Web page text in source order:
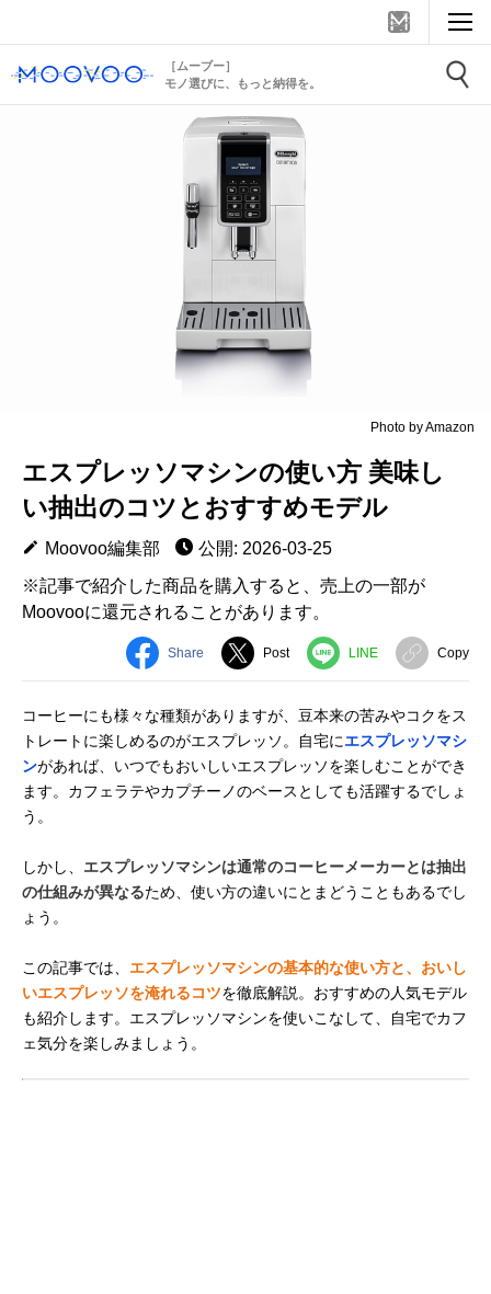
［ムーブー］
モノ選びに、もっと納得を。
Photo by Amazon
エスプレッソマシンの使い方 美味し
い抽出のコツとおすすめモデル
Moovoo編集部
公開: 2026-03-25
※記事で紹介した商品を購入すると、売上の一部が
Moovooに還元されることがあります。
Share Post LINE Copy
コーヒーにも様々な種類がありますが、豆本来の苦みやコクをス
トレートに楽しめるのがエスプレッソ。自宅にエスプレッソマシ
ンがあれば、いつでもおいしいエスプレッソを楽しむことができ
ます。カフェラテやカプチーノのベースとしても活躍するでしょ
う。
しかし、 エスプレッソマシンは通常のコーヒーメーカーとは抽出
の仕組みが異なるため、使い方の違いにとまどうこともあるでし
ょう。
この記事では、 エスプレッソマシンの基本的な使い方と、おいし
いエスプレッソを淹れるコツを徹底解説。おすすめの人気モデル
も紹介します。エスプレッソマシンを使いこなして、自宅でカフ
ェ気分を楽しみましょう。